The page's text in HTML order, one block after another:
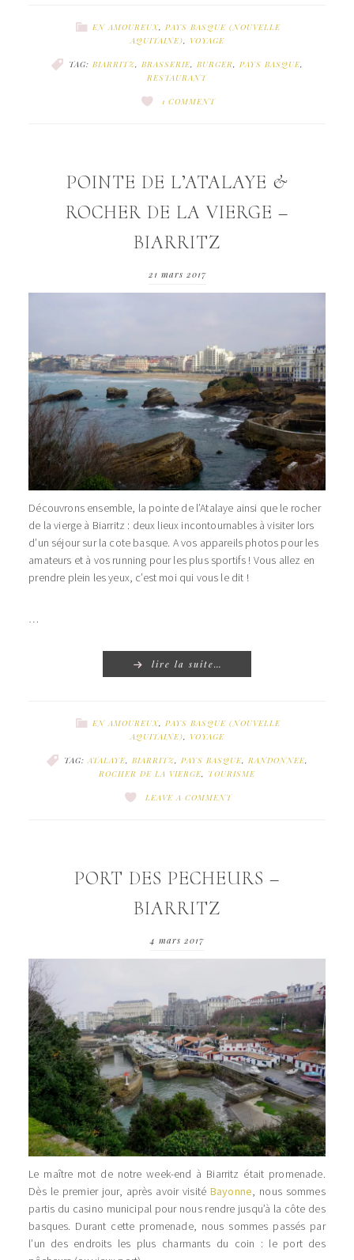
EN AMOUREUX, PAYS BASQUE (NOUVELLE
AQUITAINE), VOYAGE
TAG: BIARRITZ, BRASSERIE, BURGER, PAYS BASQUE,
RESTAURANT
1 COMMENT
POINTE DE L’ATALAYE &
ROCHER DE LA VIERGE –
BIARRITZ
21 mars 2017
Découvrons ensemble, la pointe de l’Atalaye ainsi que le rocher
de la vierge à Biarritz : deux lieux incontournables à visiter lors
d’un séjour sur la cote basque. A vos appareils photos pour les
amateurs et à vos running pour les plus sportifs ! Vous allez en
prendre plein les yeux, c’est moi qui vous le dit !
…
lire la suite…
EN AMOUREUX, PAYS BASQUE (NOUVELLE
AQUITAINE), VOYAGE
TAG:ATALAYE, BIARRITZ, PAYS BASQUE, RANDONNEE,
ROCHER DE LA VIERGE, TOURISME
LEAVE A COMMENT
PORT DES PECHEURS –
BIARRITZ
4 mars 2017
Le maître mot de notre week-end à Biarritz était promenade.
Dès le premier jour, après avoir visité Bayonne, nous sommes
partis du casino municipal pour nous rendre jusqu’à la côte des
basques. Durant cette promenade, nous sommes passés par
l’un des endroits les plus charmants du coin : le port des